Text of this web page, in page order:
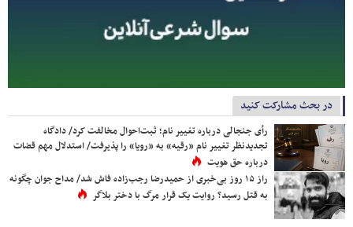
در بحث مشارکت کنید
رأی جنجالی درباره تغییر نام؛ ثبت‌احوال مخالفت کرد/ دادگاه
تجدیدنظر تغییر نام «رقیه» به «رویا» را پذیرفت/ استدلال مهم قضات
درباره حق هویت
راز ۱۵ روز بی‌خبری از حمیدرضا رجب‌زاده فاش شد/ مداح جوان چگونه
به قتل رسید؟ روایت یک قرار مرگ با دختر بلاگر